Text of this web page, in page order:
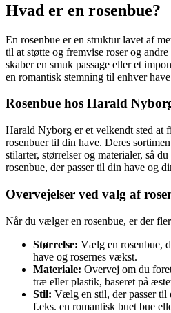
Hvad er en rosenbue?
En rosenbue er en struktur lavet af
til at støtte og fremvise roser og
skaber en smuk passage eller et
en romantisk stemning til enhver
Rosenbue hos Harald
Harald Nyborg er et velkendt sted at
rosenbuer til din have. Deres
stilarter, størrelser og materialer, så
rosenbue, der passer til din have og
Overvejelser ved valg af
Når du vælger en rosenbue, er der
Størrelse: Vælg en rosenbue,
have og rosernes vækst.
Materiale: Overvej om du
træ eller plastik, baseret på
Stil: Vælg en stil, der passer
f.eks. en romantisk buet bue